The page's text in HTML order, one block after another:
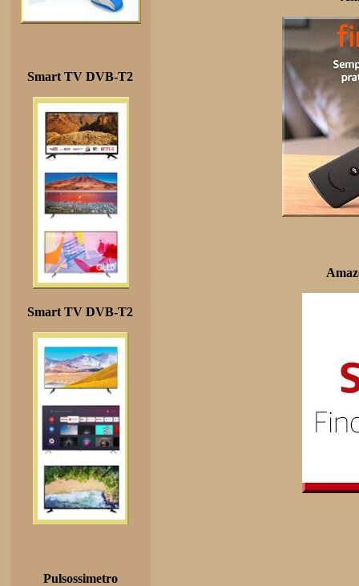
Smart TV DVB-T2
Smart TV DVB-T2
Pulsossimetro